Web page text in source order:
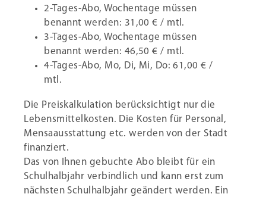
2-Tages-Abo, Wochentage müssen
benannt werden: 31,00 € / mtl.
3-Tages-Abo, Wochentage müssen
benannt werden: 46,50 € / mtl.
4-Tages-Abo, Mo, Di, Mi, Do: 61,00 € /
mtl.
Die Preiskalkulation berücksichtigt nur die
Lebensmittelkosten. Die Kosten für Personal,
Mensaausstattung etc. werden von der Stadt
finanziert.
Das von Ihnen gebuchte Abo bleibt für ein
Schulhalbjahr verbindlich und kann erst zum
nächsten Schulhalbjahr geändert werden. Ein